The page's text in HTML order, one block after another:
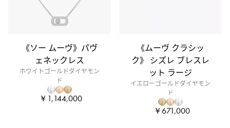
《ソー ムーヴ》パヴ
ェネックレス
ホワイトゴールドダイヤモン
ド
￥1,144,000
《ムーヴ クラシッ
ク》 シズレ ブレスレ
ット ラージ
イエローゴールドダイヤモン
ド
￥671,000